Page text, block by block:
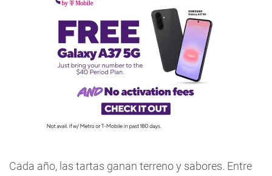
Cada año, las tartas ganan terreno y sabores. Entre